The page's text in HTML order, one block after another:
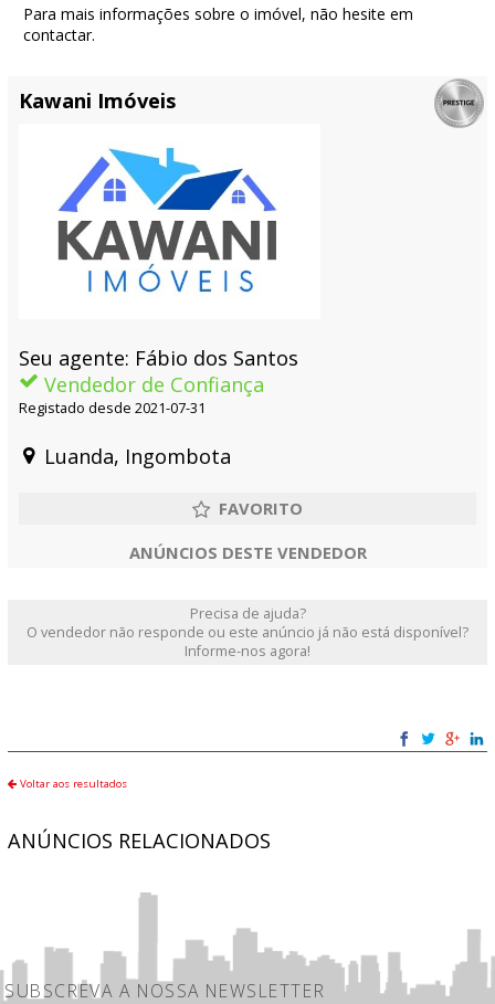
Para mais informações sobre o imóvel, não hesite em
contactar.
Kawani Imóveis
Seu agente: Fábio dos Santos
Vendedor de Confiança
Registado desde 2021-07-31
Luanda, Ingombota
ANÚNCIOS DESTE VENDEDOR
Precisa de ajuda?
O vendedor não responde ou este anúncio já não está disponível?
Informe-nos agora!
Voltar aos resultados
ANÚNCIOS RELACIONADOS
SUBSCREVA A NOSSA NEWSLETTER